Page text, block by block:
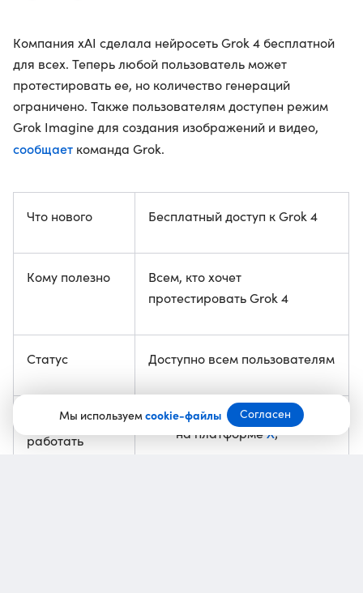
Мы используемcookie-файлы Согласен
Компания xAI сделала нейросеть Grok 4 бесплатной
для всех. Теперь любой пользователь может
протестировать ее, но количество генераций
ограничено. Также пользователям доступен режим
Grok Imagine для создания изображений и видео,
сообщает команда Grok.
Что нового Бесплатный доступ к Grok 4
Кому полезно
Всем, кто хочет
протестировать Grok 4
Статус Доступно всем пользователям
Где должно
работать
на платформеX;